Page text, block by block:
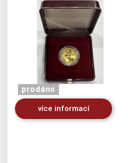
prodáno
více informací